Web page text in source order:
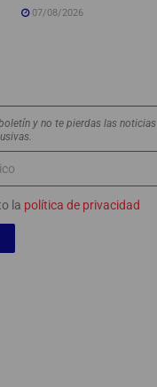
07/08/2026
y no te pierdas las noticias
la política de privacidad